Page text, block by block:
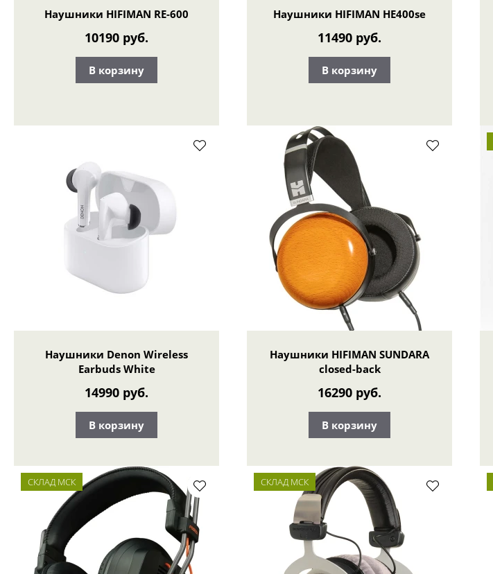
Наушники HIFIMAN RE-600
10190 руб.
В корзину
Наушники HIFIMAN HE400se
11490 руб.
В корзину
Наушники Denon Wireless
Earbuds White
14990 руб.
В корзину
Наушники HIFIMAN SUNDARA
closed-back
16290 руб.
В корзину
СКЛАД МСК СКЛАД МСК